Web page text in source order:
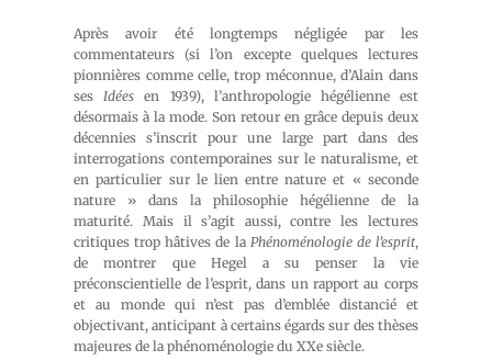
Après avoir été longtemps négligée par les
commentateurs (si l’on excepte quelques lectures
pionnières comme celle, trop méconnue, d’Alain dans
sesIdées en 1939), l’anthropologie hégélienne est
désormais à la mode. Son retour en grâce depuis deux
décennies s’inscrit pour une large part dans des
interrogations contemporaines sur le naturalisme, et
en particulier sur le lien entre nature et « seconde
nature » dans la philosophie hégélienne de la
maturité. Mais il s’agit aussi, contre les lectures
critiques trop hâtives de la Phénoménologie de l’esprit,
de montrer que Hegel a su penser la vie
préconscientielle de l’esprit, dans un rapport au corps
et au monde qui n’est pas d’emblée distancié et
objectivant, anticipant à certains égards sur des thèses
majeures de la phénoménologie du XXe siècle.